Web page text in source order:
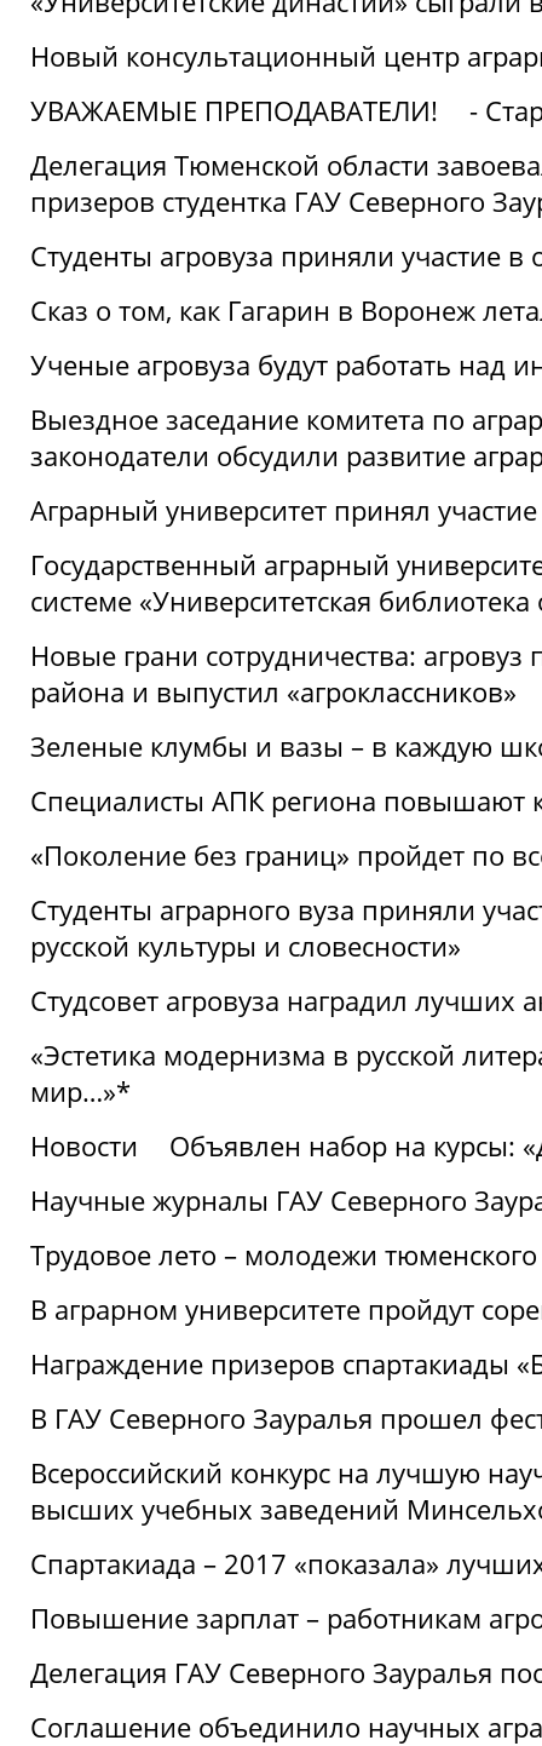
Новый консультационный центр
УВАЖАЕМЫЕ ПРЕПОДАВАТЕЛИ!
-
Делегация Тюменской области
призеров студентка ГАУ Северного
Студенты агровуза приняли участие в
Сказ о том, как Гагарин в Воронеж
Ученые агровуза будут работать над
Выездное заседание комитета по
законодатели обсудили развитие
Аграрный университет принял
Государственный аграрный
системе «Университетская
Новые грани сотрудничества:
района и выпустил «агроклассников»
Зеленые клумбы и вазы – в каждую
Специалисты АПК региона повышают
«Поколение без границ» пройдет по
Студенты аграрного вуза приняли
русской культуры и словесности»
Студсовет агровуза наградил лучших
«Эстетика модернизма в русской
мир…»*
Новости
Объявлен набор на курсы:
Научные журналы ГАУ Северного
Трудовое лето – молодежи
В аграрном университете пройдут
Награждение призеров спартакиады
В ГАУ Северного Зауралья прошел
Всероссийский конкурс на лучшую
высших учебных заведений
Спартакиада – 2017 «показала»
Повышение зарплат – работникам
Делегация ГАУ Северного Зауралья
Соглашение объединило научных